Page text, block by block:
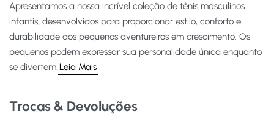
Apresentamos a nossa incrível coleção de tênis masculinos
infantis, desenvolvidos para proporcionar estilo, conforto e
durabilidade aos pequenos aventureiros em crescimento. Os
pequenos podem expressar sua personalidade única enquanto
se divertem. Leia Mais
Trocas & Devoluções